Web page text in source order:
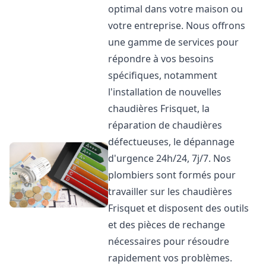
optimal dans votre maison ou
votre entreprise. Nous offrons
une gamme de services pour
répondre à vos besoins
spécifiques, notamment
l'installation de nouvelles
chaudières Frisquet, la
réparation de chaudières
défectueuses, le dépannage
d'urgence 24h/24, 7j/7. Nos
plombiers sont formés pour
travailler sur les chaudières
Frisquet et disposent des outils
et des pièces de rechange
nécessaires pour résoudre
rapidement vos problèmes.